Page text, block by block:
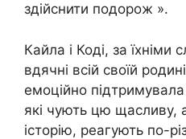
здійснити подорож ».
Кайла і Коді, за їхніми
вдячні всій своїй
емоційно
які чують цю щасливу,
історію, реагують по-